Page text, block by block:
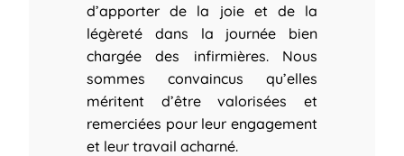
d’apporter de la joie et de la
légèreté dans la journée bien
chargée des infirmières. Nous
sommes convaincus qu’elles
méritent d’être valorisées et
remerciées pour leur engagement
et leur travail acharné.